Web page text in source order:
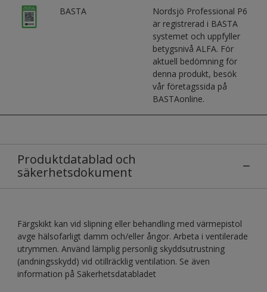
BASTA
Nordsjö Professional P6
är registrerad i BASTA
systemet och uppfyller
betygsnivå ALFA. För
aktuell bedömning för
denna produkt, besök
vår företagssida på
BASTAonline.
Produktdatablad och
säkerhetsdokument
Färgskikt kan vid slipning eller behandling med värmepistol
avge hälsofarligt damm och/eller ångor. Arbeta i ventilerade
utrymmen. Använd lämplig personlig skyddsutrustning
(andningsskydd) vid otillräcklig ventilation. Se även
information på Säkerhetsdatabladet